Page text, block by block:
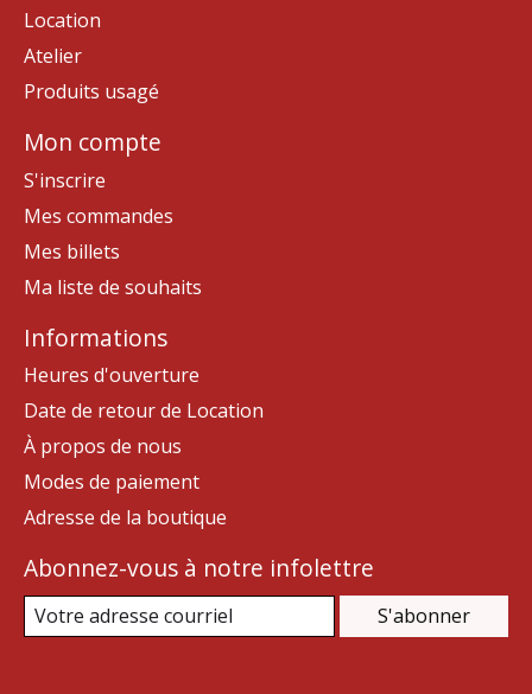
Location
Atelier
Produits usagé
Mon compte
S'inscrire
Mes commandes
Mes billets
Ma liste de souhaits
Informations
Heures d'ouverture
Date de retour de Location
À propos de nous
Modes de paiement
Adresse de la boutique
Abonnez-vous à notre infolettre
S'abonner